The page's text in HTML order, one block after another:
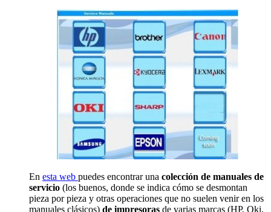
En esta web puedes encontrar una colección de manuales de
servicio (los buenos, donde se indica cómo se desmontan
pieza por pieza y otras operaciones que no suelen venir en los
manuales clásicos) de impresoras de varias marcas (HP, Oki,